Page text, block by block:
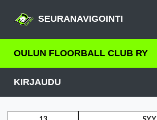
SEURANAVIGOINTI
OULUN FLOORBALL CLUB RY
KIRJAUDU